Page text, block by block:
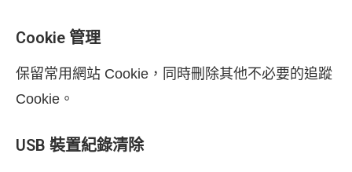
Cookie 管理
保留常用網站 Cookie，同時刪除其他不必要的追蹤
Cookie。
USB 裝置紀錄清除